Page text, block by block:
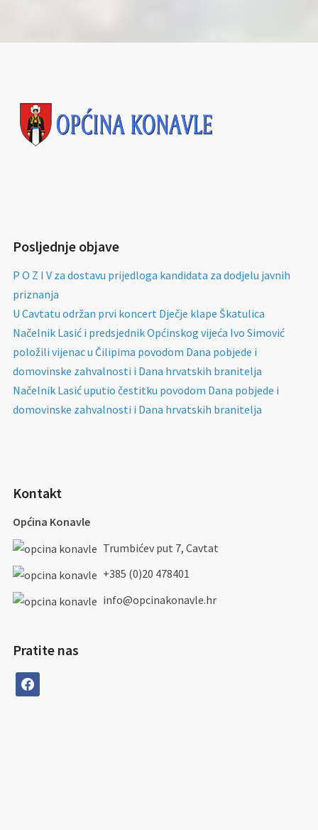
Posljednje objave
P O Z I V za dostavu prijedloga kandidata za dodjelu javnih
priznanja
U Cavtatu održan prvi koncert Dječje klape Škatulica
Načelnik Lasić i predsjednik Općinskog vijeća Ivo Simović
položili vijenac u Čilipima povodom Dana pobjede i
domovinske zahvalnosti i Dana hrvatskih branitelja
Načelnik Lasić uputio čestitku povodom Dana pobjede i
domovinske zahvalnosti i Dana hrvatskih branitelja
Kontakt
Općina Konavle
Trumbićev put 7, Cavtat
+385 (0)20 478401
info@opcinakonavle.hr
Pratite nas
facebook